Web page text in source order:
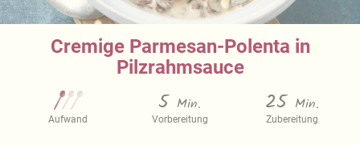
Cremige Parmesan-Polenta in
Pilzrahmsauce
Aufwand
5 Min.
Vorbereitung
25 Min.
Zubereitung